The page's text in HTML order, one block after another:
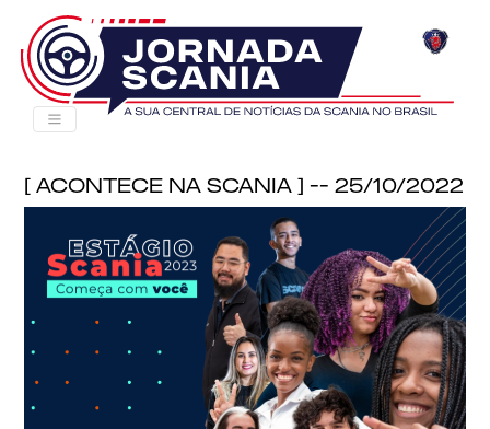
[ Acontece na Scania ] -- 25/10/2022